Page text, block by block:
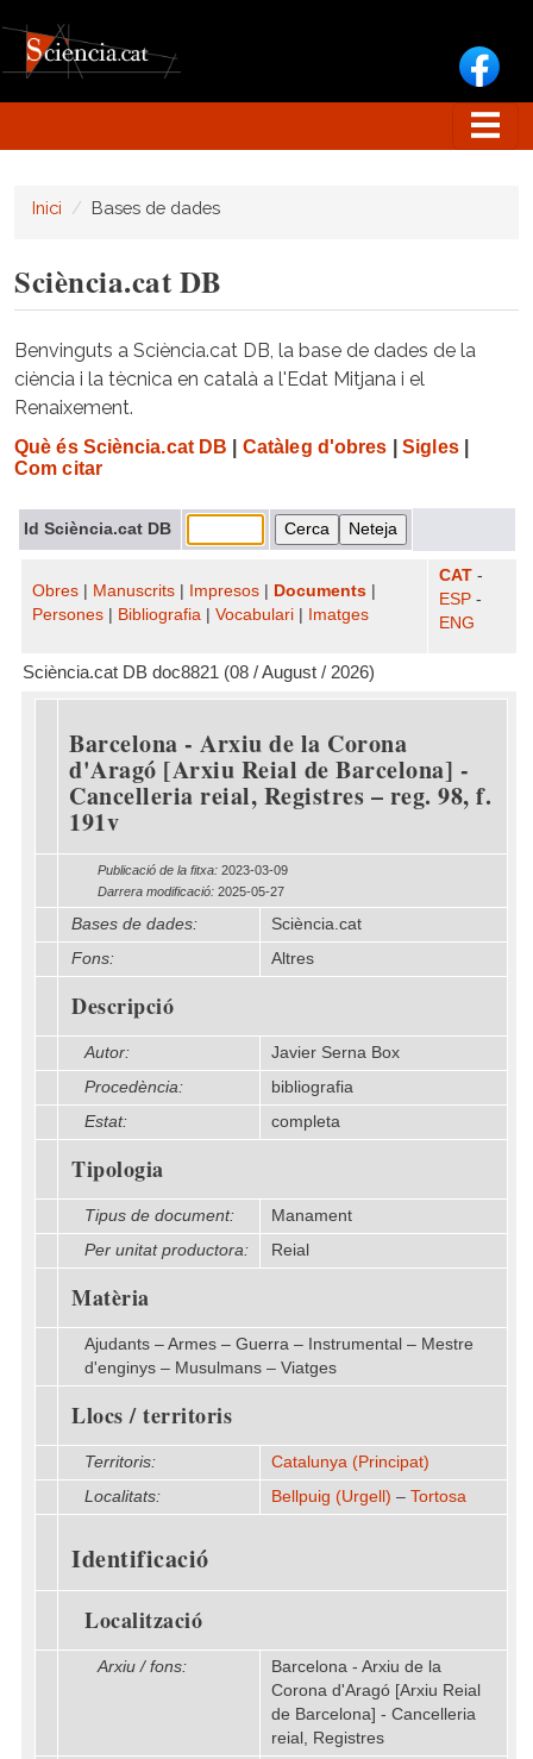
Inici Bases de dades
Sciència.cat DB
Benvinguts a Sciència.cat DB, la base de dades de la
ciència i la tècnica en català a l'Edat Mitjana i el
Renaixement.
Què és Sciència.cat DB Catàleg d'obres Sigles|
Com citar
Id Sciència.cat DB
Obres Manuscrits Impresos Documents
Persones
Bibliografia Vocabulari Imatges
CAT -
ESP -
ENG
Sciència.cat DB doc8821 (08 / August / 2026)
Barcelona - Arxiu de la Corona
d'Aragó [Arxiu Reial de Barcelona] -
Cancelleria reial, Registres – reg. 98, f.
191v
Publicació de la fitxa: 2023-03-09
Darrera modificació: 2025-05-27
Bases de dades:
Sciència.cat
Fons:
Altres
Descripció
Autor:
Javier Serna Box
Procedència:
bibliografia
Estat:
completa
Tipologia
Tipus de document:
Manament
Per unitat productora:
Reial
Matèria
Ajudants – Armes – Guerra – Instrumental – Mestre
d'enginys – Musulmans – Viatges
Llocs / territoris
Territoris:
Catalunya (Principat)
Localitats:
Bellpuig (Urgell) – Tortosa
Identificació
Localització
Arxiu / fons:
Barcelona - Arxiu de la
Corona d'Aragó [Arxiu Reial
de Barcelona] - Cancelleria
reial, Registres